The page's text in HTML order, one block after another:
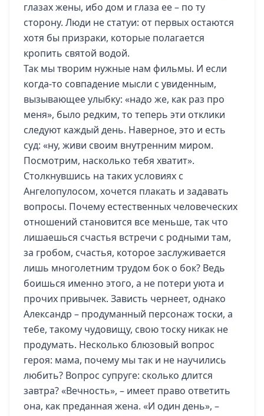
глазах жены, ибо дом и глаза ее – по ту
сторону. Люди не статуи: от первых остаются
хотя бы призраки, которые полагается
кропить святой водой.
Так мы творим нужные нам фильмы. И если
когда-то совпадение мысли с увиденным,
вызывающее улыбку: «надо же, как раз про
меня», было редким, то теперь эти отклики
следуют каждый день. Наверное, это и есть
суд: «ну, живи своим внутренним миром.
Посмотрим, насколько тебя хватит».
Столкнувшись на таких условиях с
Ангелопулосом, хочется плакать и задавать
вопросы. Почему естественных человеческих
отношений становится все меньше, так что
лишаешься счастья встречи с родными там,
за гробом, счастья, которое заслуживается
лишь многолетним трудом бок о бок? Ведь
боишься именно этого, а не потери уюта и
прочих привычек. Зависть чернеет, однако
Александр – продуманный персонаж тоски, а
тебе, такому чудовищу, свою тоску никак не
продумать. Несколько блюзовый вопрос
героя: мама, почему мы так и не научились
любить? Вопрос супруге: сколько длится
завтра? «Вечность», – имеет право ответить
она, как преданная жена. «И один день», –